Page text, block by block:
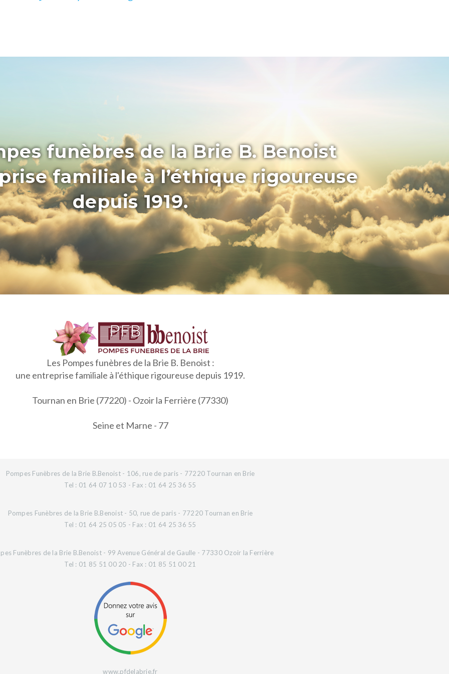
funèbres de la Brie B. Benoist
familiale à l’éthique rigoureuse
depuis 1919.
Les Pompes funèbres de la Brie B. Benoist :
une entreprise familiale à l'éthique rigoureuse depuis 1919.
Tournan en Brie (77220) - Ozoir la Ferrière (77330)
Seine et Marne - 77
Pompes Funèbres de la Brie B.Benoist - 106, rue de paris - 77220 Tournan en Brie
Tel : 01 64 07 10 53 - Fax : 01 64 25 36 55
Pompes Funèbres de la Brie B.Benoist - 50, rue de paris - 77220 Tournan en Brie
Tel : 01 64 25 05 05 - Fax : 01 64 25 36 55
Funèbres de la Brie B.Benoist - 99 Avenue Général de Gaulle - 77330 Ozoir la Ferrière
Tel : 01 85 51 00 20 - Fax : 01 85 51 00 21
www.pfdelabrie.fr